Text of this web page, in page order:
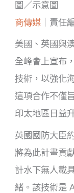
圖／示意圖
商傳媒 ｜責任
美國、英國與
全峰會上宣布
技術，以強化
這項合作不僅
印太地區日益
英國國防大臣
將為此計畫貢
計水下無人載
緒。該技術是